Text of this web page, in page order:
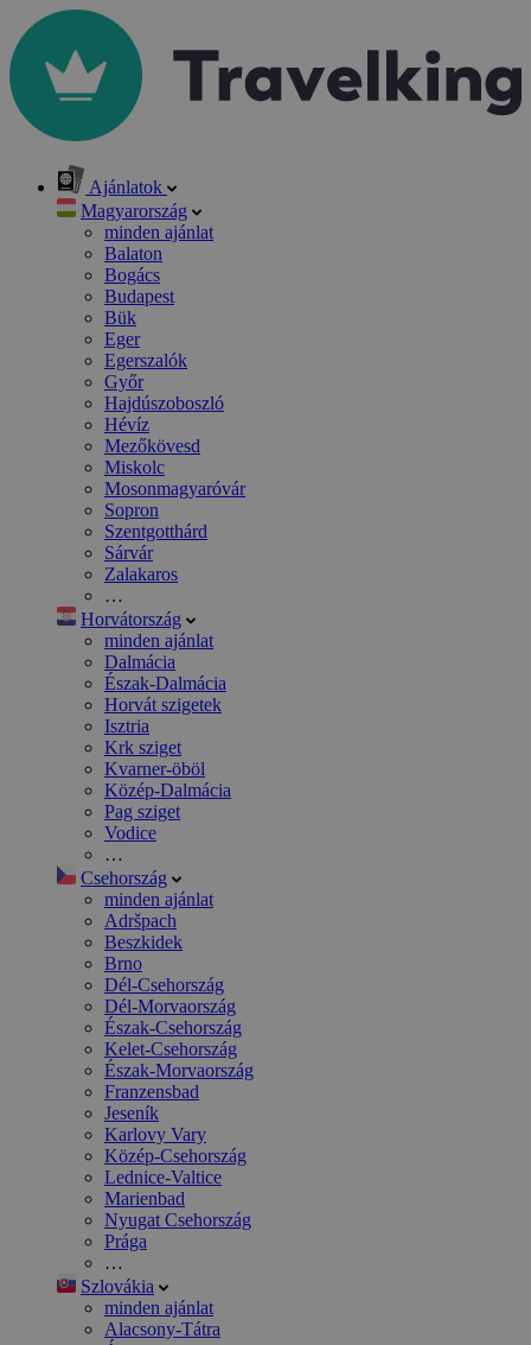
Ajánlatok
Magyarország
minden ajánlat
Balaton
Bogács
Budapest
Bük
Eger
Egerszalók
Győr
Hajdúszoboszló
Hévíz
Mezőkövesd
Miskolc
Mosonmagyaróvár
Sopron
Szentgotthárd
Sárvár
Zalakaros
…
Horvátország
minden ajánlat
Dalmácia
Észak-Dalmácia
Horvát szigetek
Isztria
Krk sziget
Kvarner-öböl
Közép-Dalmácia
Pag sziget
Vodice
…
Csehország
minden ajánlat
Adršpach
Beszkidek
Brno
Dél-Csehország
Dél-Morvaország
Észak-Csehország
Kelet-Csehország
Észak-Morvaország
Franzensbad
Jeseník
Karlovy Vary
Közép-Csehország
Lednice-Valtice
Marienbad
Nyugat Csehország
Prága
…
Szlovákia
minden ajánlat
Alacsony-Tátra